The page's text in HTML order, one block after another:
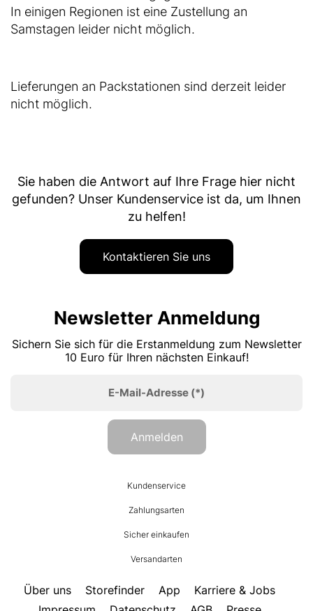
In einigen Regionen ist eine Zustellung an
Samstagen leider nicht möglich.
Lieferungen an Packstationen sind derzeit leider
nicht möglich.
Sie haben die Antwort auf Ihre Frage hier nicht
gefunden? Unser Kundenservice ist da, um Ihnen
zu helfen!
Kontaktieren Sie uns
Newsletter Anmeldung
Sichern Sie sich für die Erstanmeldung zum Newsletter
10 Euro für Ihren nächsten Einkauf!
E-Mail-Adresse (*)
Anmelden
Kundenservice
Zahlungsarten
Sicher einkaufen
Versandarten
Über uns Storefinder App
Karriere & Jobs